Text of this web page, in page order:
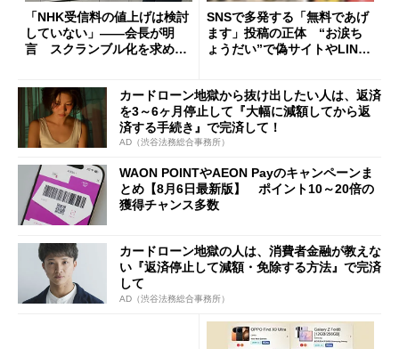
「NHK受信料の値上げは検討
していない」――会長が明
言 スクランブル化を求める
SNSで多発する「無料であげ
ます」投稿の正体 “お涙ち
ょうだい”で偽サイトやLINE
カードローン地獄から抜け出したい人は、返済
を3～6ヶ月停止して『大幅に減額してから返
済する手続き』で完済して！
AD（渋谷法務総合事務所）
WAON POINTやAEON Payのキャンペーンま
とめ【8月6日最新版】 ポイント10～20倍の
獲得チャンス多数
カードローン地獄の人は、消費者金融が教えな
い『返済停止して減額・免除する方法』で完済
して
AD（渋谷法務総合事務所）